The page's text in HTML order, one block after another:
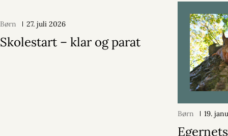
Børn 27. juli 2026
Skolestart – klar og parat
Børn 19.